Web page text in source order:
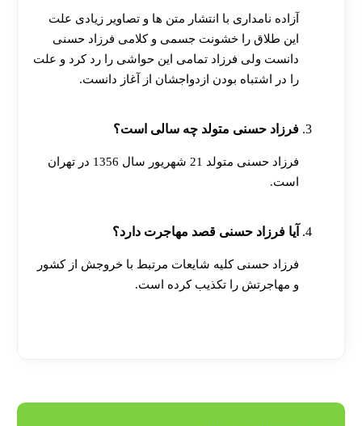
آزاده نامداری با انتشار متن ها و تصاویر زیادی علت
این طلاق را خشونت جسمی و کلامی فرزاد حسنی
دانست ولی فرزاد تمامی این حواشی را رد کرد و علت
را در اشتباه بودن ازدواجشان از آغاز دانست.
فرزاد حسنی متولد چه سالی است؟
فرزاد حسنی متولد 21 شهریور سال 1356 در تهران
است.
آیا فرزاد حسنی قصد مهاجرت دارد؟
فرزاد حسنی کلیه شایعات مرتبط با خروجش از کشور
و مهاجرتش را تکذیب کرده است.